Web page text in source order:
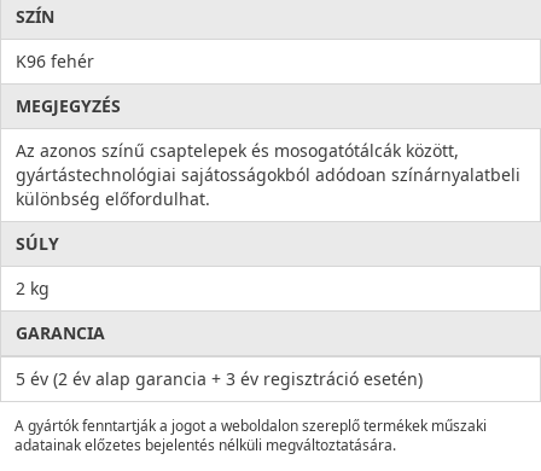
SZÍN
K96 fehér
MEGJEGYZÉS
Az azonos színű csaptelepek és mosogatótálcák között,
gyártástechnológiai sajátosságokból adódoan színárnyalatbeli
különbség előfordulhat.
SÚLY
2 kg
GARANCIA
5 év (2 év alap garancia + 3 év regisztráció esetén)
A gyártók fenntartják a jogot a weboldalon szereplő termékek műszaki
adatainak előzetes bejelentés nélküli megváltoztatására.